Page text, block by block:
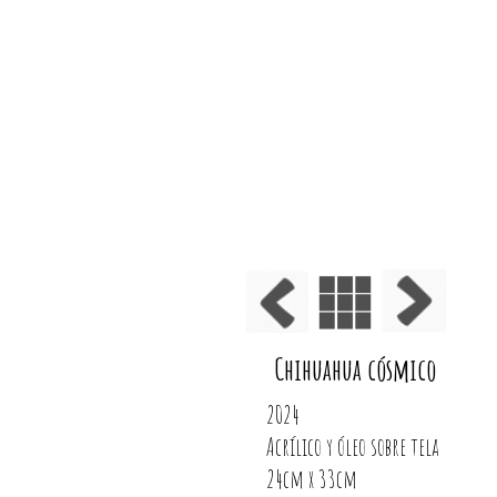
Chihuahua cósmico
2024
Acrílico y óleo sobre tela
24cm x 33cm